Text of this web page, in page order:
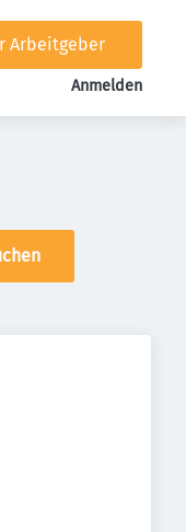
Arbeitgeber
Anmelden